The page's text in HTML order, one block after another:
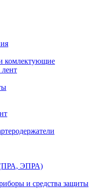
комлектующие
(ПРА, ЭПРА)
и средства защиты